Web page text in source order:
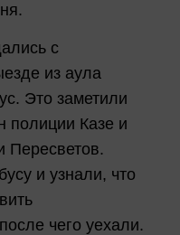
с
из аула
Это заметили
полиции Казе и
Пересветов.
и узнали, что
чего уехали.